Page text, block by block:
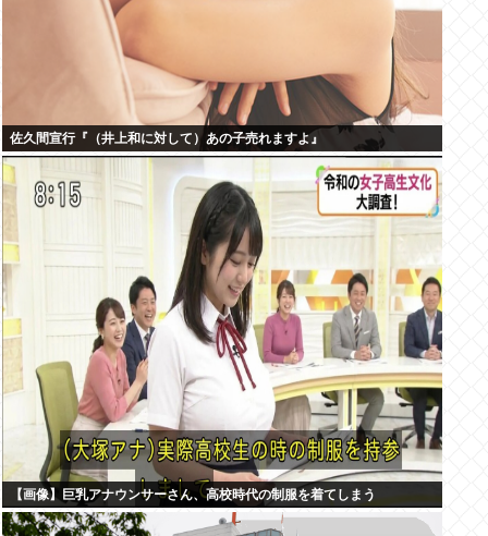
佐久間宣行『（井上和に対して）あの子売れますよ』
【画像】巨乳アナウンサーさん、高校時代の制服を着てしまう